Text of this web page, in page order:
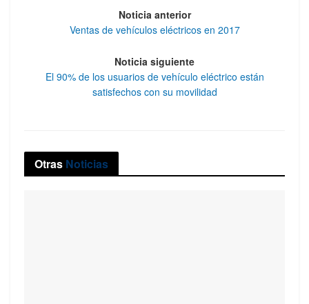
Noticia anterior
Ventas de vehículos eléctricos en 2017
Noticia siguiente
El 90% de los usuarios de vehículo eléctrico están
satisfechos con su movilidad
Otras Noticias